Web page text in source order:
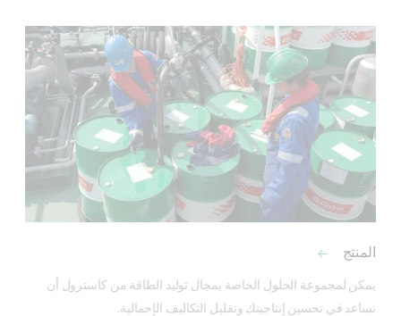
المنتج
تساعد في تحسين إنتاجيتك وتقليل التكاليف الإجمالية.